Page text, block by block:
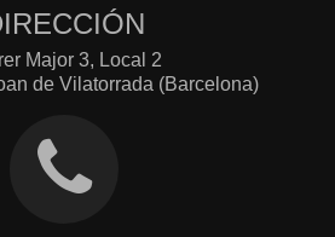
Major 3, Local 2
de Vilatorrada (Barcelona)